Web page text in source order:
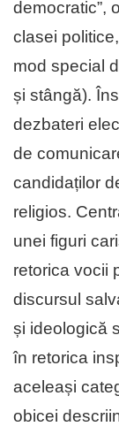
democratic”,
clasei
mod special
și stângă).
dezbateri
de
candidaților
religios.
unei figuri
retorica vocii
discursul
și ideologică
în retorica
aceleași
obicei